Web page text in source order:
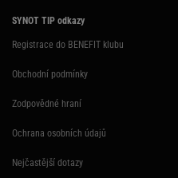
SYNOT TIP odkazy
Registrace do BENEFIT klubu
Obchodní podmínky
Zodpovědné hraní
Ochrana osobních údajů
Nejčastější dotazy